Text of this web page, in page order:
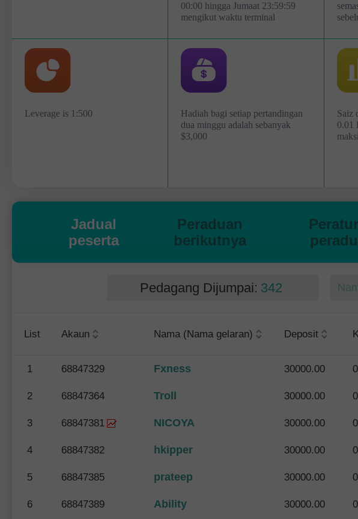
00:00 hingga Jumaat 23:59:59
mengikut waktu terminal
Leverage is 1:500
Hadiah bagi setiap pertandingan
dua minggu adalah sebanyak
$3,000
Saiz
0.01
Jadual
peserta
Peraduan
berikutnya
Pedagang Dijumpai: 342
List Akaun Nama (Nama gelaran) Deposit
1 68847329 Fxness 30000.00
2 68847364 Troll 30000.00
3 68847381 NICOYA 30000.00
4 68847382 hkipper 30000.00
5 68847385 prateep 30000.00
6 68847389 Ability 30000.00